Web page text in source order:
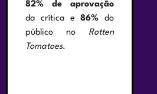
82% de aprovação
da crítica e86% do
público no Rotten
Tomatoes.